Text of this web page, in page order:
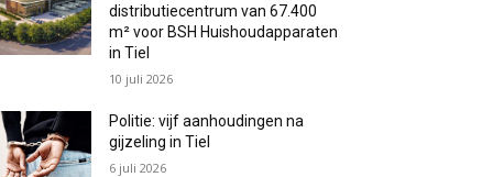
distributiecentrum van 67.400
m² voor BSH Huishoudapparaten
in Tiel
10 juli 2026
Politie: vijf aanhoudingen na
gijzeling in Tiel
6 juli 2026